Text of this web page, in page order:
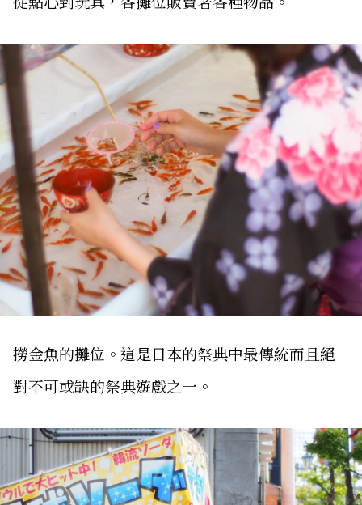
撈金魚的攤位。這是日本的祭典中最傳統而且絕
對不可或缺的祭典遊戲之一。